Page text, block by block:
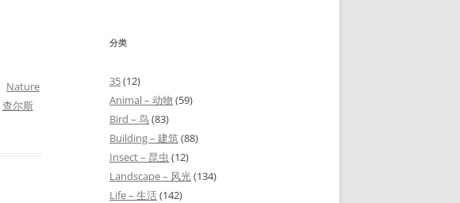
Nature
查尔斯
分类
35(12)
Animal – 动物 (59)
Bird – 鸟(83)
Building – 建筑(88)
Insect – 昆虫 (12)
Landscape – 风光(134)
Life – 生活(142)